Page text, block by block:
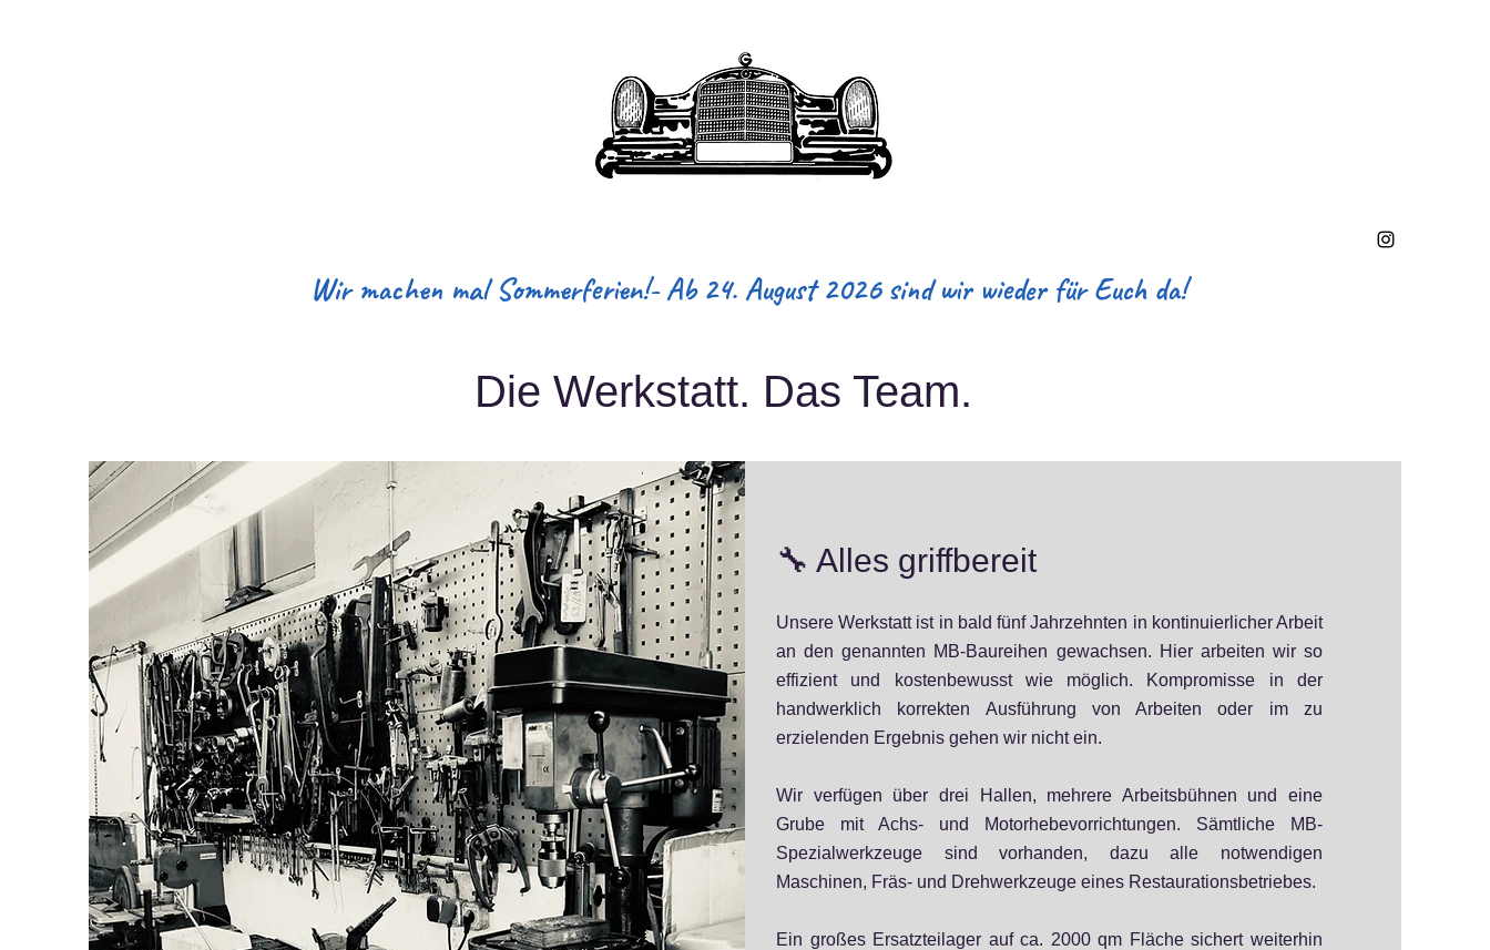
Wir machen mal Sommerferien!- Ab 24. August 2026 sind wir wieder für Euch da!
Die Werkstatt. Das Team.
🔧 Alles griffbereit
Unsere Werkstatt ist in bald fünfJahrzehnten in kontinuierlicher Arbeit
an den genannten MB-Baureihen gewachsen. Hier arbeiten wir so
effizient und kostenbewusst wie möglich. Kompromisse in der
handwerklich korrekten Ausführung von Arbeiten oder im zu
erzielenden Ergebnis gehen wir nicht ein.
Wir verfügen über drei Hallen, mehrere Arbeitsbühnen und eine
Grube mit Achs- und Motorhebevorrichtungen. Sämtliche MB-
Spezialwerkzeuge sind vorhanden, dazu alle notwendigen
Maschinen, Fräs- und Drehwerkzeuge eines Restaurationsbetriebes.
Ein großes Ersatzteilager auf ca. 2000 qm Fläche sichert weiterhin